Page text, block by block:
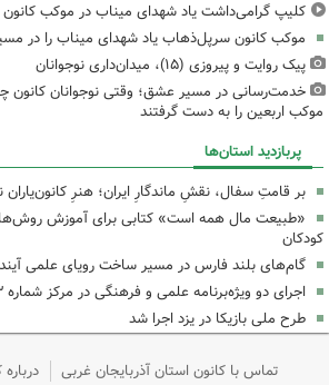
کلیپ گرامی‌داشت یاد شهدای میناب در موکب
موکب کانون سرپل‌ذهاب یاد شهدای میناب را در
پیک روایت و پیروزی (۱۵)، میدان‌داری نوجوانان
خدمت‌رسانی در مسیر عشق؛ وقتی نوجوانان کانون
موکب اربعین را به دست گرفتند
پربازدید استان‌ها
بر قامتِ سفال، نقشِ ماندگارِ ایران؛ هنرِ
«طبیعت مال همه است» کتابی برای آموزش
کودکان
گام‌های بلند فارس در مسیر ساخت رویای علمی
اجرای دو ویژه‌برنامه علمی و فرهنگی در مرکز شماره ۳
طرح ملی بازیکا در یزد اجرا شد
تماس با کانون استان آذربایجان غربی